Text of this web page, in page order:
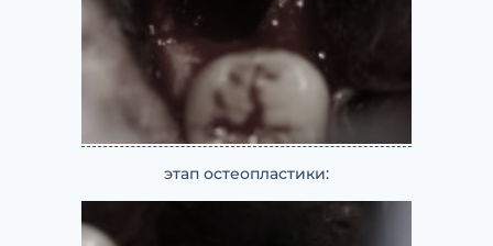
этап остеопластики: